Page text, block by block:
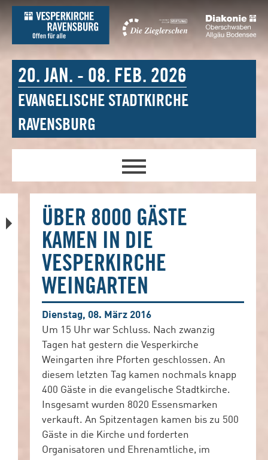
20. JAN. - 08. FEB. 2026
EVANGELISCHE STADTKIRCHE
RAVENSBURG
ÜBER 8000 GÄSTE
KAMEN IN DIE
VESPERKIRCHE
WEINGARTEN
Dienstag, 08. März 2016
Um 15 Uhr war Schluss. Nach zwanzig
Tagen hat gestern die Vesperkirche
Weingarten ihre Pforten geschlossen. An
diesem letzten Tag kamen nochmals knapp
400 Gäste in die evangelische Stadtkirche.
Insgesamt wurden 8020 Essensmarken
verkauft. An Spitzentagen kamen bis zu 500
Gäste in die Kirche und forderten
Organisatoren und Ehrenamtliche, im